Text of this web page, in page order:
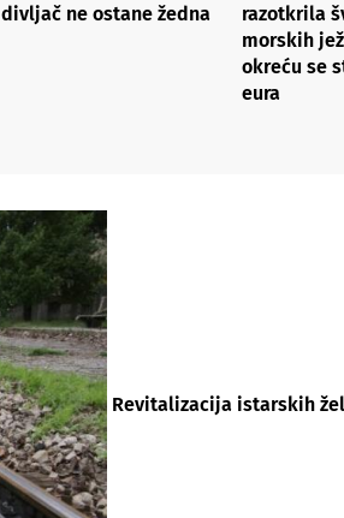
divljač ne ostane žedna
razotkrila
morskih
okreću se
eura
Revitalizacija istarskih